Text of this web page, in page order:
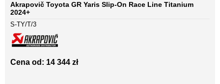
Akrapovič Toyota GR Yaris Slip-On Race Line Titanium
2024+
S-TY/T/3
Cena od: 14 344 zł